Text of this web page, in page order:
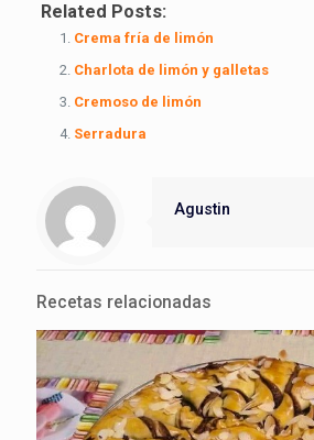
Related Posts:
Crema fría de limón
Charlota de limón y galletas
Cremoso de limón
Serradura
Agustin
Recetas relacionadas